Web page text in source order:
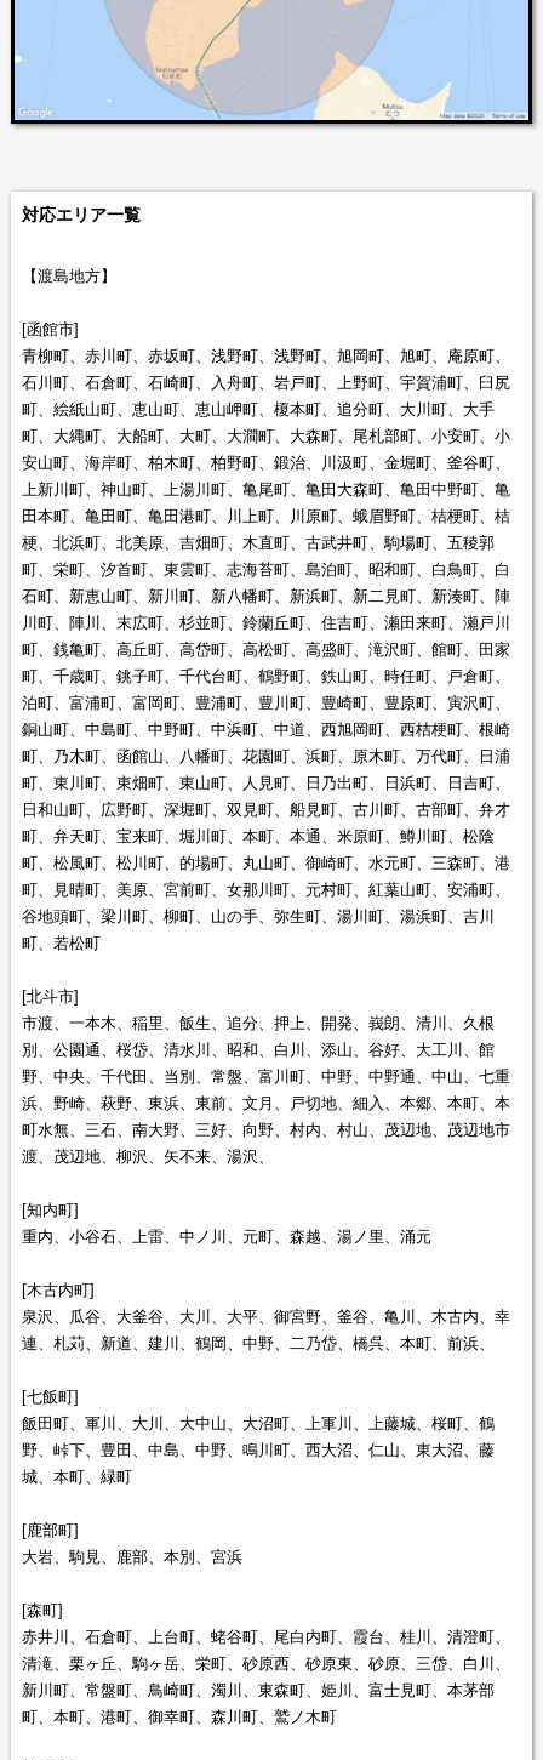
対応エリア一覧
【渡島地方】
[函館市]
青柳町、赤川町、赤坂町、浅野町、浅野町、旭岡町、旭町、庵原町、
石川町、石倉町、石崎町、入舟町、岩戸町、上野町、宇賀浦町、臼尻
町、絵紙山町、恵山町、恵山岬町、榎本町、追分町、大川町、大手
町、大縄町、大船町、大町、大澗町、大森町、尾札部町、小安町、小
安山町、海岸町、柏木町、柏野町、鍛治、川汲町、金堀町、釜谷町、
上新川町、神山町、上湯川町、亀尾町、亀田大森町、亀田中野町、亀
田本町、亀田町、亀田港町、川上町、川原町、蛾眉野町、桔梗町、桔
梗、北浜町、北美原、吉畑町、木直町、古武井町、駒場町、五稜郭
町、栄町、汐首町、東雲町、志海苔町、島泊町、昭和町、白鳥町、白
石町、新恵山町、新川町、新八幡町、新浜町、新二見町、新湊町、陣
川町、陣川、末広町、杉並町、鈴蘭丘町、住吉町、瀬田来町、瀬戸川
町、銭亀町、高丘町、高岱町、高松町、高盛町、滝沢町、館町、田家
町、千歳町、銚子町、千代台町、鶴野町、鉄山町、時任町、戸倉町、
泊町、富浦町、富岡町、豊浦町、豊川町、豊崎町、豊原町、寅沢町、
銅山町、中島町、中野町、中浜町、中道、西旭岡町、西桔梗町、根崎
町、乃木町、函館山、八幡町、花園町、浜町、原木町、万代町、日浦
町、東川町、東畑町、東山町、人見町、日乃出町、日浜町、日吉町、
日和山町、広野町、深堀町、双見町、船見町、古川町、古部町、弁才
町、弁天町、宝来町、堀川町、本町、本通、米原町、鱒川町、松陰
町、松風町、松川町、的場町、丸山町、御崎町、水元町、三森町、港
町、見晴町、美原、宮前町、女那川町、元村町、紅葉山町、安浦町、
谷地頭町、梁川町、柳町、山の手、弥生町、湯川町、湯浜町、吉川
町、若松町
[北斗市]
市渡、一本木、稲里、飯生、追分、押上、開発、峩朗、清川、久根
別、公園通、桜岱、清水川、昭和、白川、添山、谷好、大工川、館
野、中央、千代田、当別、常盤、富川町、中野、中野通、中山、七重
浜、野崎、萩野、東浜、東前、文月、戸切地、細入、本郷、本町、本
町水無、三石、南大野、三好、向野、村内、村山、茂辺地、茂辺地市
渡、茂辺地、柳沢、矢不来、湯沢、
[知内町]
重内、小谷石、上雷、中ノ川、元町、森越、湯ノ里、涌元
[木古内町]
泉沢、瓜谷、大釜谷、大川、大平、御宮野、釜谷、亀川、木古内、幸
連、札苅、新道、建川、鶴岡、中野、二乃岱、橋呉、本町、前浜、
[七飯町]
飯田町、軍川、大川、大中山、大沼町、上軍川、上藤城、桜町、鶴
野、峠下、豊田、中島、中野、鳴川町、西大沼、仁山、東大沼、藤
城、本町、緑町
[鹿部町]
大岩、駒見、鹿部、本別、宮浜
[森町]
赤井川、石倉町、上台町、蛯谷町、尾白内町、霞台、桂川、清澄町、
清滝、栗ヶ丘、駒ヶ岳、栄町、砂原西、砂原東、砂原、三岱、白川、
新川町、常盤町、鳥崎町、濁川、東森町、姫川、富士見町、本茅部
町、本町、港町、御幸町、森川町、鷲ノ木町